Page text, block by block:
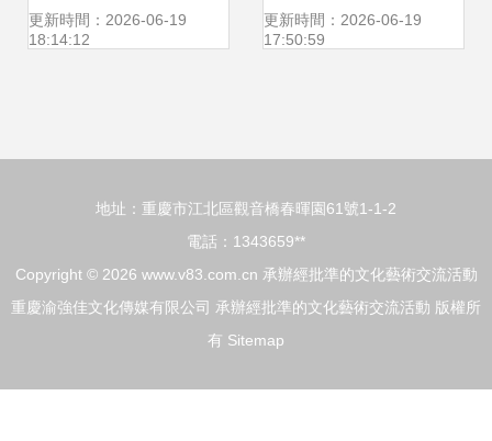
更新時間：2026-06-19
18:14:12
工會京劇文化交流
更新時間：2026-06-19
17:50:59
地址：重慶市江北區觀音橋春暉園61號1-1-2
電話：1343659**
Copyright © 2026 www.v83.com.cn 承辦經批準的文化藝術交流活動
重慶渝強佳文化傳媒有限公司 承辦經批準的文化藝術交流活動 版權所
有 Sitemap